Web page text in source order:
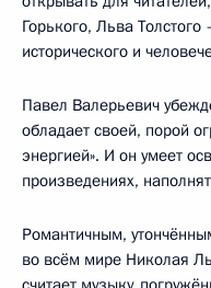
Горького, Льва
исторического и
Павел Валерьевич
обладает своей, порой
энергией». И он умеет
произведениях,
Романтичным,
во всём мире Николая